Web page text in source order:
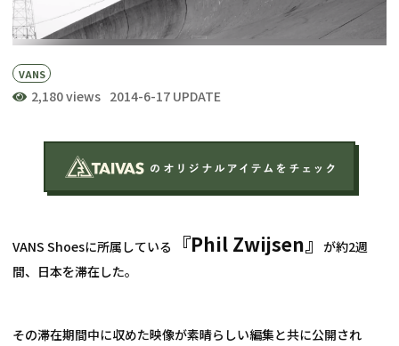
VANS
2,180 views 2014-6-17 UPDATE
VANS Shoesに所属している 『Phil Zwijsen』が約2週
間、日本を滞在した。
その滞在期間中に収めた映像が素晴らしい編集と共に公開され